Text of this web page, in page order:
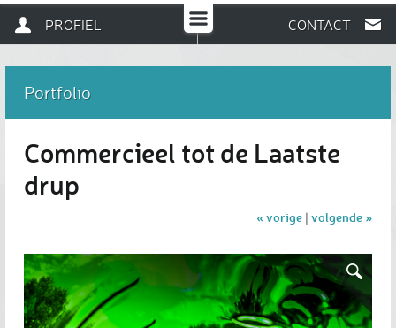
PROFIEL CONTACT
Portfolio
Commercieel tot de Laatste
drup
« vorige| volgende »